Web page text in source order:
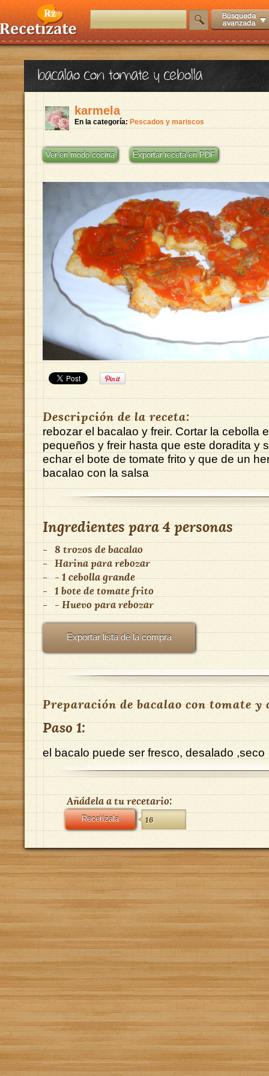
bacalao con tomate y cebolla
karmela
En la categoría: Pescados y mariscos
Ver en modo cocina Exportar receta en PDF
Descripción de la receta:
rebozar el bacalao y freir. Cortar la cebolla
pequeños y freir hasta que este doradita y
echar el bote de tomate frito y que de un
bacalao con la salsa
Ingredientes para4 personas
- 8 trozos de bacalao
- Harina para rebozar
- - 1 cebolla grande
- 1 bote de tomate frito
- - Huevo para rebozar
Exportar lista de la compra
Preparación de bacalao con tomate y
Paso 1:
el bacalo puede ser fresco, desalado ,seco
Añádela a tu recetario:
Recetízala 16